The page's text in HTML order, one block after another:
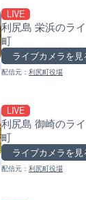
LIVE
利尻島 栄浜のラ
町
ライブカメラを見
配信元： 利尻町役場
LIVE
利尻島 御崎のラ
町
ライブカメラを見
配信元： 利尻町役場